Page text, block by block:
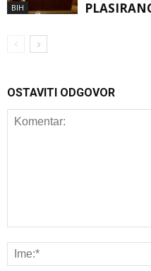
BIH
OSTAVITI ODGOVOR